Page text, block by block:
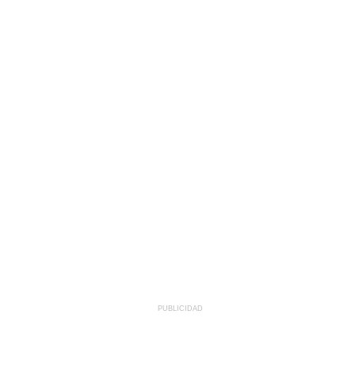
PUBLICIDAD